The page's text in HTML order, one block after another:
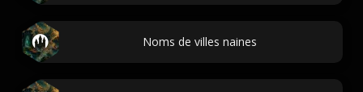
Noms de villes naines